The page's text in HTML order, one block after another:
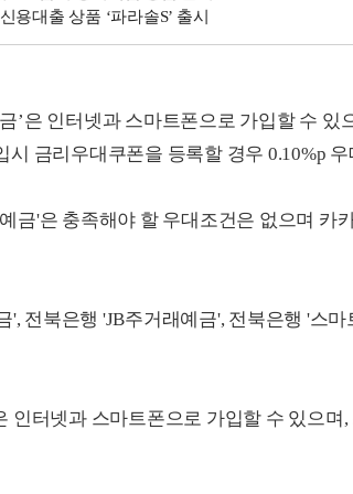
용대출 상품 ‘파라솔S’ 출시
’은 인터넷과 스마트폰으로 가입할 수 있
시 금리우대쿠폰을 등록할 경우 0.10%p
금'은 충족해야 할 우대조건은 없으며 카
', 전북은행 'JB주거래예금', 전북은행 '스
인터넷과 스마트폰으로 가입할 수 있으며